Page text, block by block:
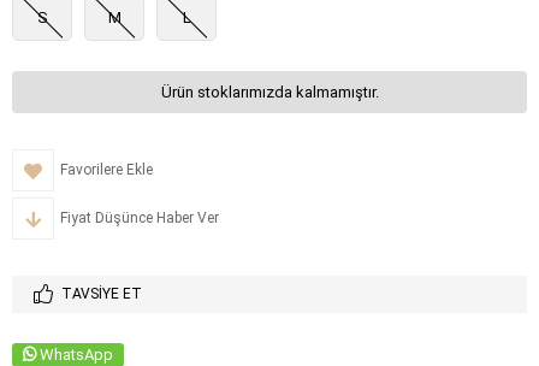
S M L
Ürün stoklarımızda kalmamıştır.
Favorilere Ekle
Fiyat Düşünce Haber Ver
TAVSIYE ET
WhatsApp